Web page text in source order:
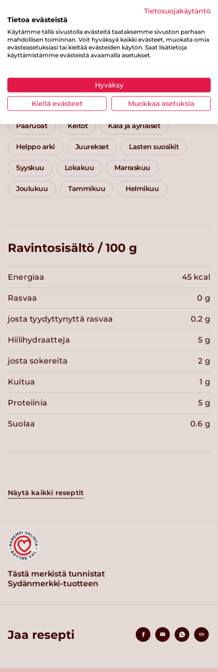
Grillattu kala
Kategoriat
Pääruoat Keitot Kala ja äyriäiset
Helppo arki Juurekset Lasten suosikit
Syyskuu Lokakuu Marraskuu
Joulukuu Tammikuu Helmikuu
Ravintosisältö / 100 g
Energiaa 45 kcal
Rasvaa 0 g
josta tyydyttynyttä rasvaa 0.2 g
Hiilihydraatteja 5 g
josta sokereita 2 g
Kuitua 1 g
Proteiinia 5 g
Suolaa 0.6 g
Näytä kaikki reseptit
Tästä merkistä tunnistat
Sydänmerkki-tuotteen
Jaa resepti
Tietosuojakäytäntö
Tietoa evästeistä
Käytämme tällä sivustolla evästeitä taataksemme sivuston parhaan
mahdollisen toiminnan. Voit hyväksyä kaikki evästeet, muokata omia
evästeasetuksiasi tai kieltää evästeiden käytön. Saat lisätietoja
käyttämistämme evästeistä avaamalla asetukset.
Hyväksy
Kiellä evästeet Muokkaa asetuksia